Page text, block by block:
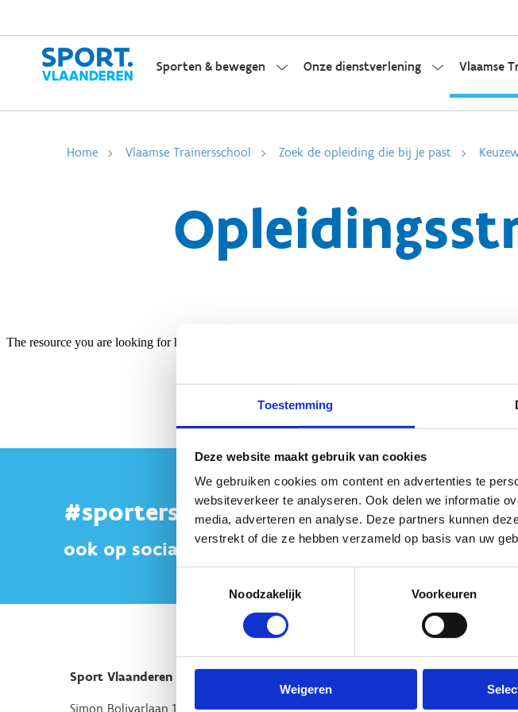
Toestemming
Deze website maakt gebruik van cookies
We gebruiken cookies om content en advertenties te
websiteverkeer te analyseren. Ook delen we informatie
media, adverteren en analyse. Deze partners kunnen
verstrekt of die ze hebben verzameld op basis van uw
Noodzakelijk
Voorkeuren
Weigeren
Sporten & bewegen Onze dienstverlening Vlaamse
Home Vlaamse Trainersschool Zoek de opleiding die bij je past
#sportersbelevenmeer
ook op sociale media
Sport Vlaanderen Hoofdzetel
Simon Bolivarlaan 17 Wie zijn we, wat doen we